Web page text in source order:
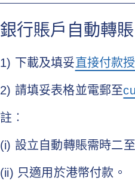
銀行賬戶自動轉賬
1) 下載及填妥直接付款
2) 請填妥表格並電郵至
註︰
(i) 設立自動轉賬需時二
(ii) 只適用於港幣付款。